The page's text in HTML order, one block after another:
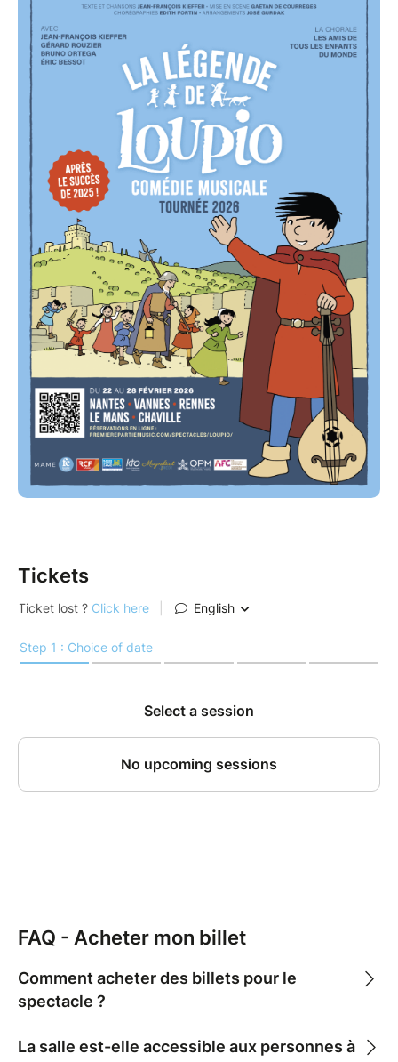
enfants de la ville d’Assise ses rencontres
extraordinaires et ses découvertes au gré des
chemins. Dialogues, danses et chansons
se déploient sous un décor projeté sur grand écran :
de magnifiques scènes s’animent au rythme des
chansons pour donner au spectateur l’impression
d’être lui aussi à Assise, au temps de saint François.
Les 20 chansons du spectacle sont interprétées par
une équipe artistique de talent : Jean-François
Kieffer lui-même – joueur de luth comme son héros –,
le comédien Gérard Rouzier, treize enfants et jeunes
de la chorale « Les Amis de tous les enfants du
monde » (Douai) et le flûtiste-percussionniste Bruno
Ortega.
Cette comédie musicale laissera en chaque enfant
des images inoubliables et des refrains qui ne les
quitteront plus !
Tickets
FAQ - Acheter mon billet
Comment acheter des billets pour le
spectacle ?
La salle est-elle accessible aux personnes à